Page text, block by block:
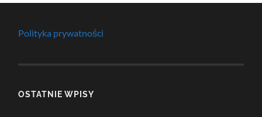
Polityka prywatności
OSTATNIE WPISY